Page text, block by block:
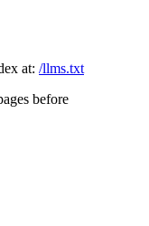
at: /llms.txt
before